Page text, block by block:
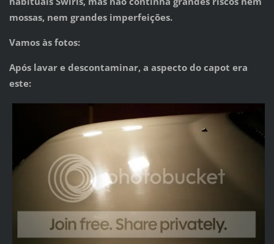
mossas, nem grandes imperfeições.
Vamos às fotos:
Após lavar e descontaminar, a aspecto do capot era
este: